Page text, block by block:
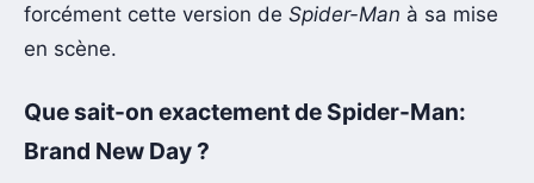
forcément cette version de Spider-Man à sa mise
en scène.
Que sait-on exactement de Spider-Man:
Brand New Day ?